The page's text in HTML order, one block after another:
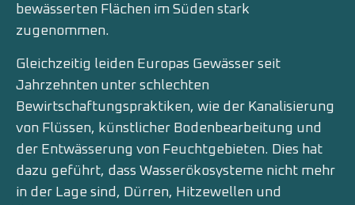
bewässerten Flächen im Süden stark
zugenommen.
Gleichzeitig leiden Europas Gewässer seit
Jahrzehnten unter schlechten
Bewirtschaftungspraktiken, wie der Ka­nalisierung
von Flüssen, künstlicher Bodenbearbeitung und
der Entwässerung von Feuchtgebieten. Dies hat
dazu geführt, dass Wasserökosysteme nicht mehr
in der Lage sind, Dürren, Hitzewellen und